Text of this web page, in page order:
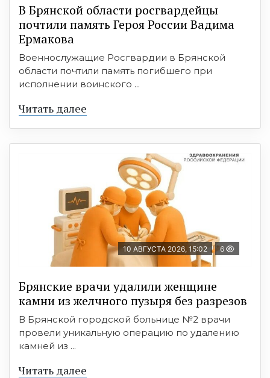
В Брянской области росгвардейцы
почтили память Героя России Вадима
Ермакова
Военнослужащие Росгвардии в Брянской
области почтили память погибшего при
исполнении воинского ...
Читать далее
10 АВГУСТА 2026, 15:02 6
Брянские врачи удалили женщине
камни из желчного пузыря без разрезов
В Брянской городской больнице №2 врачи
провели уникальную операцию по удалению
камней из ...
Читать далее